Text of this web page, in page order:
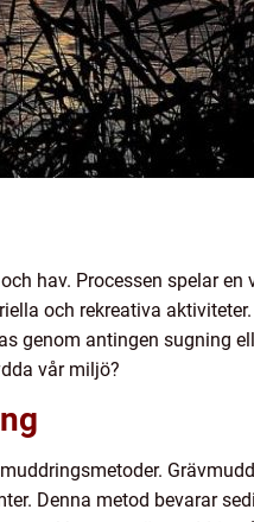
hav. Processen spelar
och rekreativa
genom antingen sugning
vår miljö?
Denna metod bevarar